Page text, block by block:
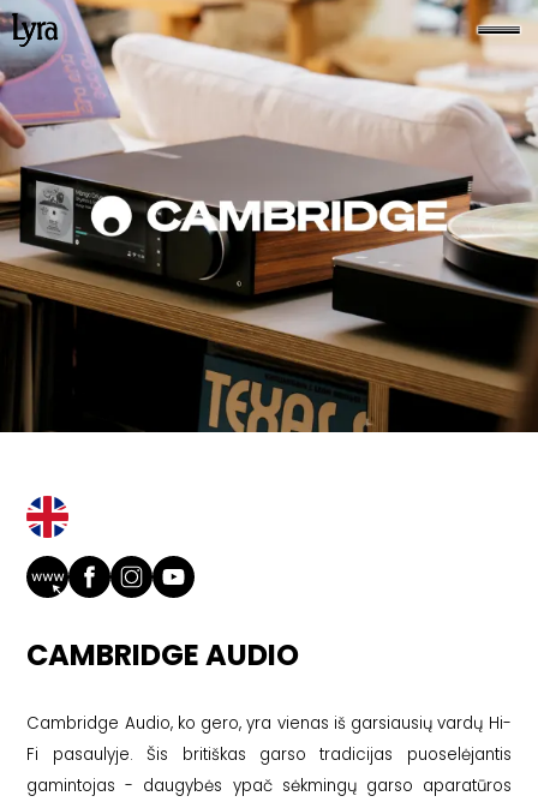
CAMBRIDGE AUDIO
Cambridge Audio, ko gero, yra vienas iš garsiausių vardų Hi-
Fi pasaulyje. Šis britiškas garso tradicijas puoselėjantis
gamintojas - daugybės ypač sėkmingų garso aparatūros